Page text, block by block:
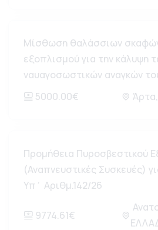
Μίσθωση θαλάσσιων
εξοπλισμού για την κάλυψη
ναυαγοσωστικών αναγκών
5000.00€
Προμήθεια Πυροσβεστικού
(Αναπνευστικές Συσκευές)
Υπ΄ Αριθμ.142/26
9774.61€